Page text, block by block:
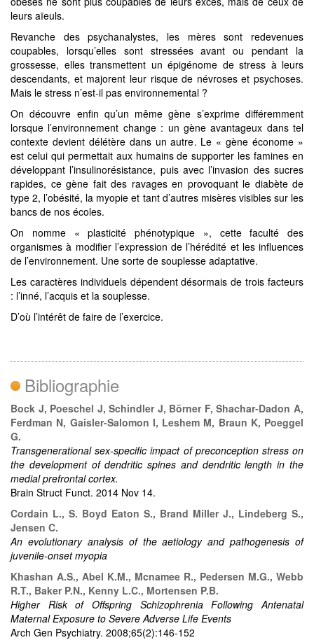
leurs aïeuls.
Revanche des psychanalystes, les mères sont redevenues
coupables, lorsqu’elles sont stressées avant ou pendant la
grossesse, elles transmettent un épigénome de stress à leurs
descendants, et majorent leur risque de névroses et psychoses.
Mais le stress n’est-il pas environnemental ?
On découvre enfin qu’un même gène s’exprime différemment
lorsque l’environnement change : un gène avantageux dans tel
contexte devient délétère dans un autre. Le « gène économe »
est celui qui permettait aux humains de supporter les famines en
développant l’insulinorésistance, puis avec l’invasion des sucres
rapides, ce gène fait des ravages en provoquant le diabète de
type 2, l’obésité, la myopie et tant d’autres misères visibles sur les
bancs de nos écoles.
On nomme « plasticité phénotypique », cette faculté des
organismes à modifier l’expression de l’hérédité et les influences
de l’environnement. Une sorte de souplesse adaptative.
Les caractères individuels dépendent désormais de trois facteurs
: l’inné, l’acquis et la souplesse.
D’où l’intérêt de faire de l’exercice.
Bibliographie
Bock J, Poeschel J, Schindler J, Börner F, Shachar-Dadon A,
Ferdman N, Gaisler-Salomon I, Leshem M, Braun K, Poeggel
G.
Transgenerational sex-specific impact of preconception stress on
the development of dendritic spines and dendritic length in the
medial prefrontal cortex.
Brain Struct Funct. 2014 Nov 14.
Cordain L., S. Boyd Eaton S., Brand Miller J., Lindeberg S.,
Jensen C.
An evolutionary analysis of the aetiology and pathogenesis of
juvenile-onset myopia
Khashan A.S., Abel K.M., Mcnamee R., Pedersen M.G., Webb
R.T., Baker P.N., Kenny L.C., Mortensen P.B.
Higher Risk of Offspring Schizophrenia Following Antenatal
Maternal Exposure to Severe Adverse Life Events
Arch Gen Psychiatry. 2008;65(2):146-152